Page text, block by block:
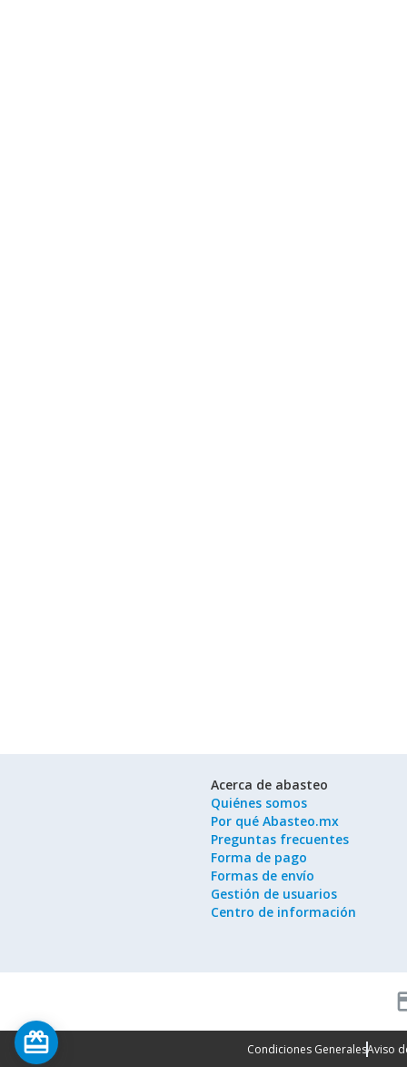
Acerca de abasteo
Quiénes somos
Por qué Abasteo.mx
Preguntas frecuentes
Forma de pago
Formas de envío
Gestión de usuarios
Centro de información
Condiciones GeneralesAviso
card_giftcard